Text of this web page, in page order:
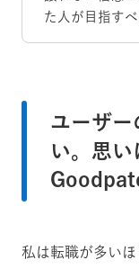
た人が目指す
ユーザー
い。思い
私は転職が多い